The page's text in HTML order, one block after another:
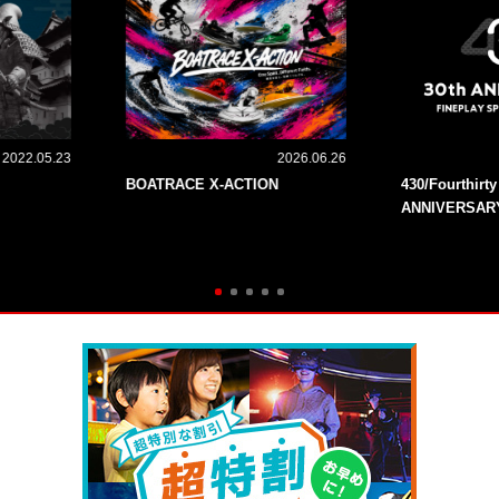
2022.05.23 2026.06.26
BOATRACE X-ACTION
430/